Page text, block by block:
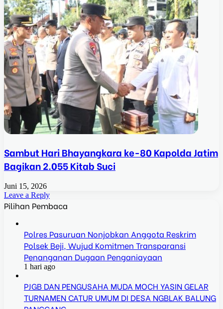
Sambut Hari Bhayangkara ke-80 Kapolda Jatim
Bagikan 2.055 Kitab Suci
Juni 15, 2026
Leave a Reply
Pilihan Pembaca
Polres Pasuruan Nonjobkan Anggota Reskrim
Polsek Beji, Wujud Komitmen Transparansi
Penanganan Dugaan Penganiayaan
1 hari ago
PJGB DAN PENGUSAHA MUDA MOCH YASIN GELAR
TURNAMEN CATUR UMUM DI DESA NGBLAK BALUNG